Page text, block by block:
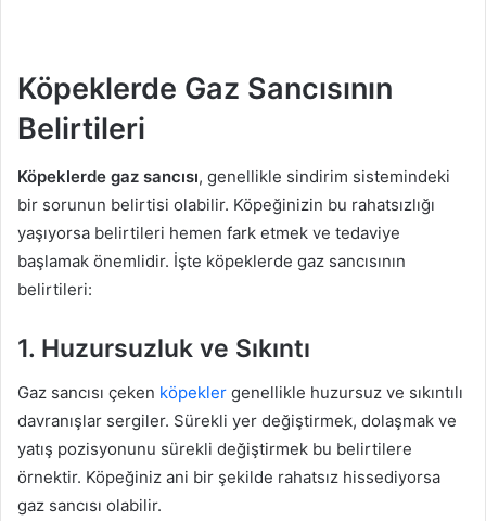
Köpeklerde Gaz Sancısının
Belirtileri
Köpeklerde gaz sancısı, genellikle sindirim sistemindeki
bir sorunun belirtisi olabilir. Köpeğinizin bu rahatsızlığı
yaşıyorsa belirtileri hemen fark etmek ve tedaviye
başlamak önemlidir. İşte köpeklerde gaz sancısının
belirtileri:
1. Huzursuzluk ve Sıkıntı
Gaz sancısı çeken köpekler genellikle huzursuz ve sıkıntılı
davranışlar sergiler. Sürekli yer değiştirmek, dolaşmak ve
yatış pozisyonunu sürekli değiştirmek bu belirtilere
örnektir. Köpeğiniz ani bir şekilde rahatsız hissediyorsa
gaz sancısı olabilir.